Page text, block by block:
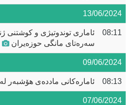
13/06/2024
08:11
ئاماری توندوتیژی و کوشتنی
سەرەتای مانگی حوزەیران
09/06/2024
08:13 ئامارەکانی ماددەی هۆشبەر
07/06/2024